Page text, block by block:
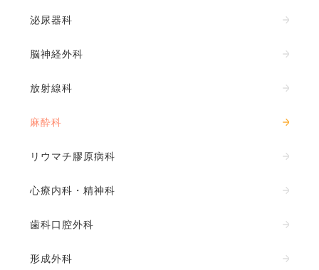
泌尿器科
脳神経外科
放射線科
麻酔科
リウマチ膠原病科
心療内科・精神科
歯科口腔外科
形成外科